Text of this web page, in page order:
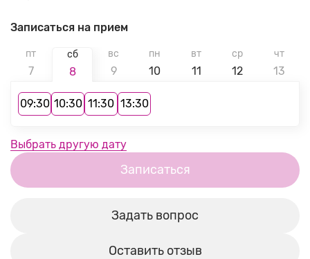
Записаться на прием
пт
7
сб
8
вс
9
пн
10
вт
11
ср
12
чт
13
09:30 10:30 11:30 13:30
Выбрать другую дату
Записаться
Задать вопрос
Оставить отзыв